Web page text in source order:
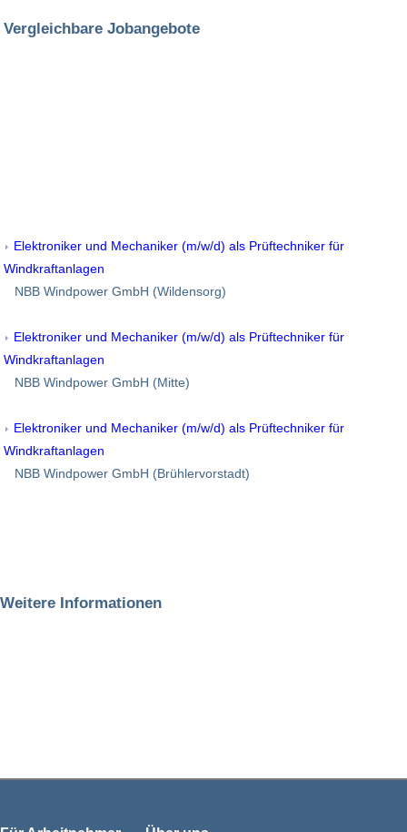
Vergleichbare Jobangebote
Elektroniker und Mechaniker (m/w/d) als Prüftechniker für
Windkraftanlagen
NBB Windpower GmbH (Wildensorg)
Elektroniker und Mechaniker (m/w/d) als Prüftechniker für
Windkraftanlagen
NBB Windpower GmbH (Mitte)
Elektroniker und Mechaniker (m/w/d) als Prüftechniker für
Windkraftanlagen
NBB Windpower GmbH (Brühlervorstadt)
Weitere Informationen